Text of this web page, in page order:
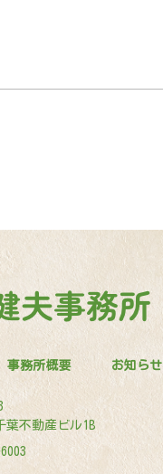
事務所概要 お知らせ
不動産ビル1B